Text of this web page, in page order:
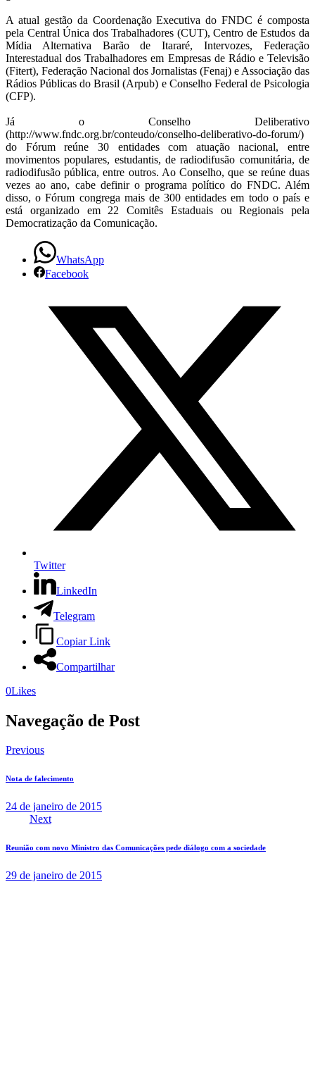
A atual gestão da Coordenação Executiva do FNDC é composta
pela Central Única dos Trabalhadores (CUT), Centro de Estudos da
Mídia Alternativa Barão de Itararé, Intervozes, Federação
Interestadual dos Trabalhadores em Empresas de Rádio e Televisão
(Fitert), Federação Nacional dos Jornalistas (Fenaj) e Associação das
Rádios Públicas do Brasil (Arpub) e Conselho Federal de Psicologia
(CFP).
Já o Conselho Deliberativo
(http://www.fndc.org.br/conteudo/conselho-deliberativo-do-forum/)
do Fórum reúne 30 entidades com atuação nacional, entre
movimentos populares, estudantis, de radiodifusão comunitária, de
radiodifusão pública, entre outros. Ao Conselho, que se reúne duas
vezes ao ano, cabe definir o programa político do FNDC. Além
disso, o Fórum congrega mais de 300 entidades em todo o país e
está organizado em 22 Comitês Estaduais ou Regionais pela
Democratização da Comunicação.
WhatsApp
Facebook
Twitter
LinkedIn
Telegram
Copiar Link
Compartilhar
0Likes
Navegação de Post
Previous
Nota de falecimento
24 de janeiro de 2015
Next
Reunião com novo Ministro das Comunicações pede diálogo com a sociedade
29 de janeiro de 2015